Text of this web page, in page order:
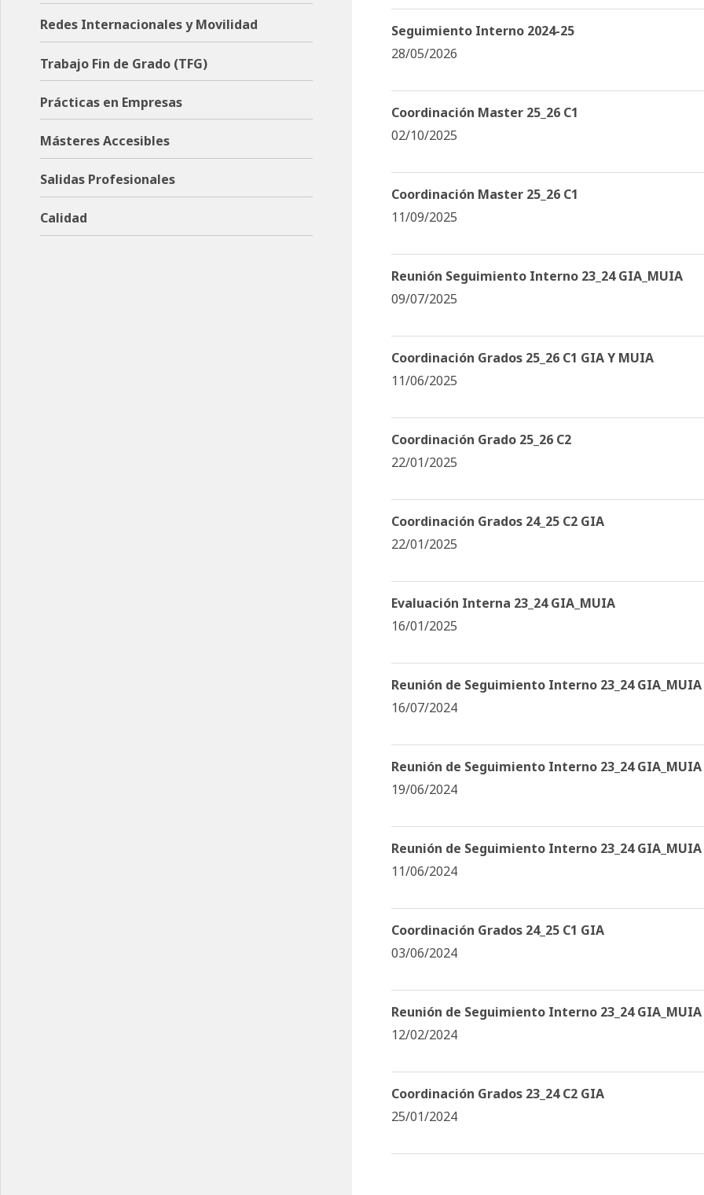
Seguimiento Interno 2024-25
28/05/2026
Coordinación Master 25_26 C1
02/10/2025
Coordinación Master 25_26 C1
11/09/2025
Reunión Seguimiento Interno 23_24 GIA_MUIA
09/07/2025
Coordinación Grados 25_26 C1 GIA Y MUIA
11/06/2025
Coordinación Grado 25_26 C2
22/01/2025
Coordinación Grados 24_25 C2 GIA
22/01/2025
Evaluación Interna 23_24 GIA_MUIA
16/01/2025
Reunión de Seguimiento Interno 23_24 GIA_MUIA
16/07/2024
Reunión de Seguimiento Interno 23_24 GIA_MUIA
19/06/2024
Reunión de Seguimiento Interno 23_24 GIA_MUIA
11/06/2024
Coordinación Grados 24_25 C1 GIA
03/06/2024
Reunión de Seguimiento Interno 23_24 GIA_MUIA
12/02/2024
Coordinación Grados 23_24 C2 GIA
25/01/2024
Redes Internacionales y Movilidad
Trabajo Fin de Grado (TFG)
Prácticas en Empresas
Másteres Accesibles
Salidas Profesionales
Calidad